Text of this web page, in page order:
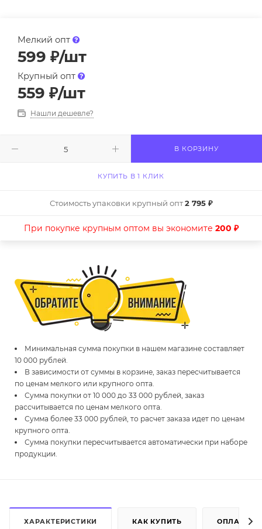
Мелкий опт
599 ₽/шт
Крупный опт
559 ₽/шт
Нашли дешевле?
В КОРЗИНУ
КУПИТЬ В 1 КЛИК
Стоимость упаковки крупный опт2 795 ₽
При покупке крупным оптом вы экономите 200 ₽
Минимальная сумма покупки в нашем магазине составляет
10 000 рублей.
В зависимости от суммы в корзине, заказ пересчитывается
по ценам мелкого или крупного опта.
Сумма покупки от 10 000 до 33 000 рублей, заказ
рассчитывается по ценам мелкого опта.
Сумма более 33 000 рублей, то расчет заказа идет по ценам
крупного опта.
Сумма покупки пересчитывается автоматически при наборе
продукции.
ХАРАКТЕРИСТИКИ КАК КУПИТЬ ОПЛАТА